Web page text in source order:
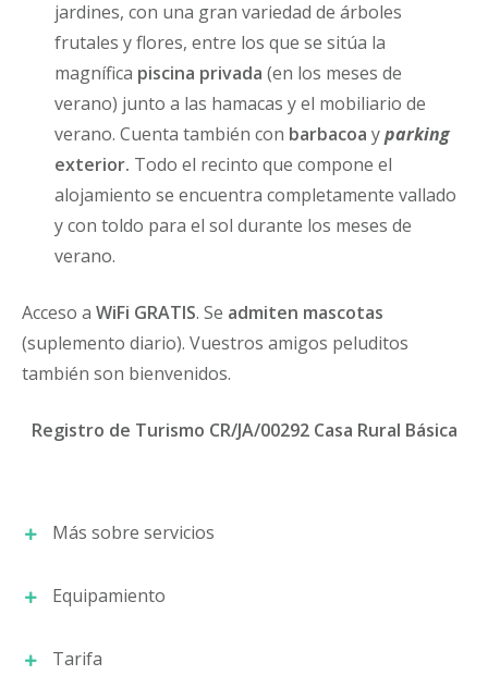
jardines, con una gran variedad de árboles
frutales y flores, entre los que se sitúa la
magnífica piscina privada (en los meses de
verano) junto a las hamacas y el mobiliario de
verano. Cuenta también con barbacoa yparking
exterior. Todo el recinto que compone el
alojamiento se encuentra completamente vallado
y con toldo para el sol durante los meses de
verano.
Acceso a WiFi GRATIS. Se admiten mascotas
(suplemento diario). Vuestros amigos peluditos
también son bienvenidos.
Registro de Turismo CR/JA/00292 Casa Rural Básica
Más sobre servicios
Desde Cuevas Cazorla para la comodidad del
Equipamiento
Tarifa